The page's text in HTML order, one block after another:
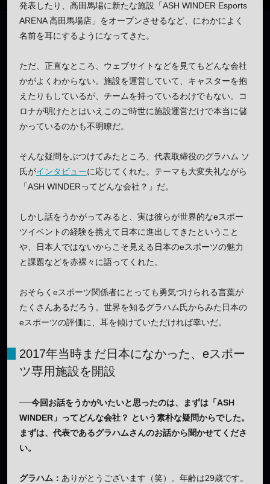
発表したり、高田馬場に新たな施設「ASH WINDER Esports
ARENA 高田馬場店」をオープンさせるなど、にわかによく
名前を耳にするようになってきた。
ただ、正直なところ、ウェブサイトなどを見てもどんな会社
かがよくわからない。施設を運営していて、キャスターを抱
えたりもしているが、チームを持っているわけでもない。コ
ロナが明けたとはいえこのご時世に施設運営だけで本当に儲
かっているのかも不明瞭だ。
そんな疑問をぶつけてみたところ、代表取締役のグラハム ソ
氏がインタビューに応じてくれた。テーマも大変失礼ながら
「ASH WINDERってどんな会社？」だ。
しかし話をうかがってみると、実は彼らが世界的なeスポー
ツイベントの経験を携えて日本に進出してきたということ
や、日本人ではないからこそ見える日本のeスポーツの魅力
と課題などを赤裸々に語ってくれた。
おそらくeスポーツ関係者にとっても勇気づけられる言葉が
たくさんあるだろう。世界を知るグラハム氏からみた日本の
eスポーツの評価に、耳を傾けていただければ幸いだ。
2017年当時まだ日本になかった、eスポー
ツ専用施設を開設
──今回お話をうかがいたいと思ったのは、まずは「ASH
WINDER」ってどんな会社？ という素朴な疑問からでした。
まずは、代表であるグラハムさんのお話から聞かせてくださ
い。
グラハム： ありがとうございます（笑）。年齢は29歳です。